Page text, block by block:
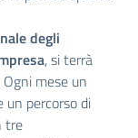
degli
, si terrà
mese un
percorso di
tre